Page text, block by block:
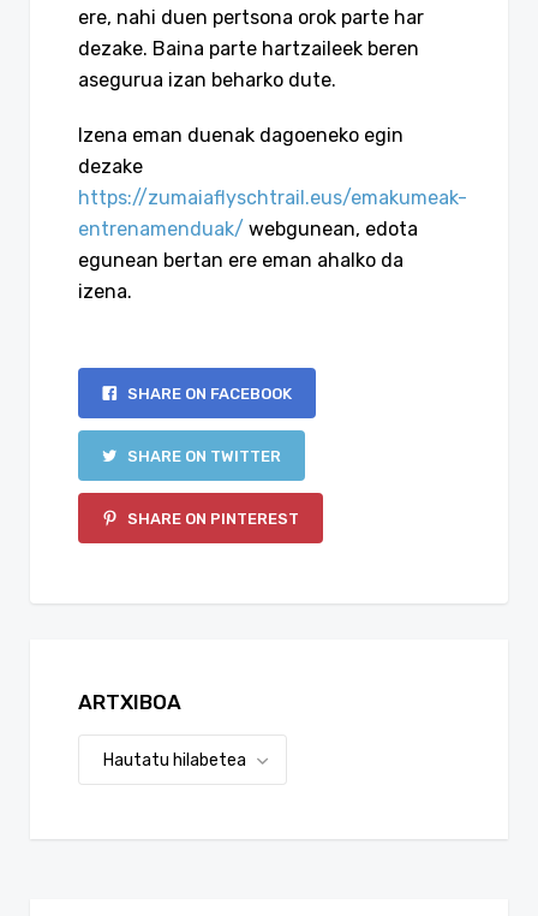
ere, nahi duen pertsona orok parte har
dezake. Baina parte hartzaileek beren
asegurua izan beharko dute.
Izena eman duenak dagoeneko egin
dezake
https://zumaiaflyschtrail.eus/emakumeak-
entrenamenduak/ webgunean, edota
egunean bertan ere eman ahalko da
izena.
SHARE ON FACEBOOK
SHARE ON TWITTER
SHARE ON PINTEREST
ARTXIBOA